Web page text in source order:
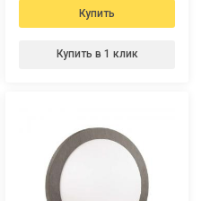
Купить
Купить в 1 клик